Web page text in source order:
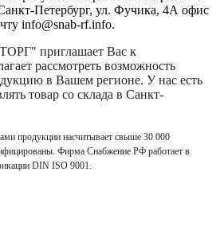
Петербург, ул. Фучика, 4А офис
info@snab-rf.info.
приглашает Вас к
рассмотреть возможность
в Вашем регионе. У нас есть
товар со склада в Санкт-
продукции насчитывает свыше 30 000
Фирма Снабжение РФ работает в
DIN ISO 9001.